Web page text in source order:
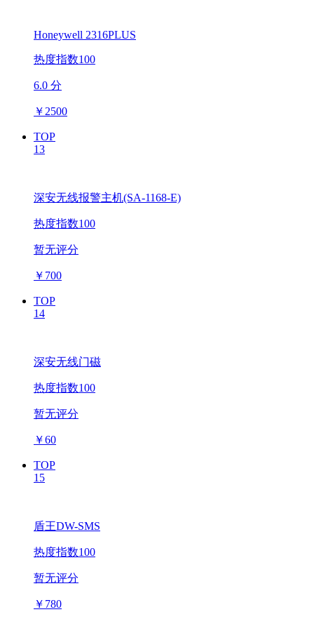
Honeywell 2316PLUS
热度指数100
6.0 分
￥ 2500
TOP
13
深安无线报警主机(SA-1168-E)
热度指数100
暂无评分
￥ 700
TOP
14
深安无线门磁
热度指数100
暂无评分
￥60
TOP
15
盾王DW-SMS
热度指数100
暂无评分
￥ 780